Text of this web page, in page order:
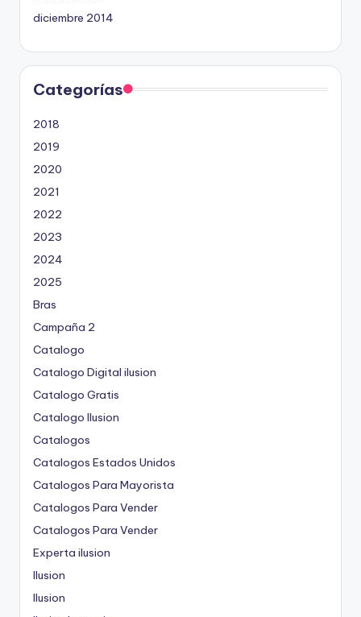
diciembre 2014
Categorías
2018
2019
2020
2021
2022
2023
2024
2025
Bras
Campaña 2
Catalogo
Catalogo Digital ilusion
Catalogo Gratis
Catalogo Ilusion
Catalogos
Catalogos Estados Unidos
Catalogos Para Mayorista
Catalogos Para Vender
Catalogos Para Vender
Experta ilusion
Ilusion
Ilusion